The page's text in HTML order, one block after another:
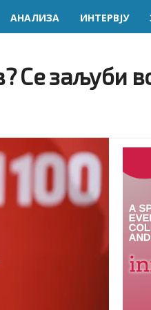
AНАЛИЗА ИНТЕРВЈУ
Се заљуби